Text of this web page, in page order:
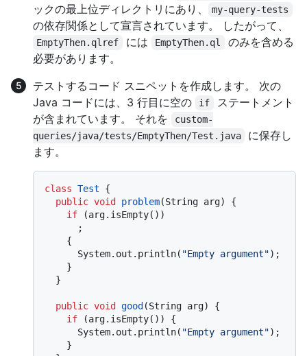
ックの最上位ディレクトリにあり、 my-query-tests
の依存関係として宣言されています。 したがって、
EmptyThen.qlref には EmptyThen.ql
のみを含める
必要があります。
テストするコード スニペットを作成します。 次の
Java コードには、3 行目に空の
if
ステートメント
が含まれています。 それを
custom-
queries/java/tests/EmptyThen/Test.java
に保存し
ます。
class Test {
public void problem(String arg)
{
if (arg.isEmpty())
      System.out.println(
"Empty argument");
public void good (String arg)
{
if (arg.isEmpty()) {
      System.out.println(
"Empty argument");